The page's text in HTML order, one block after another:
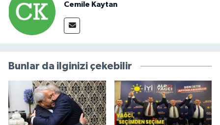
Cemile Kaytan
Bunlar da ilginizi çekebilir